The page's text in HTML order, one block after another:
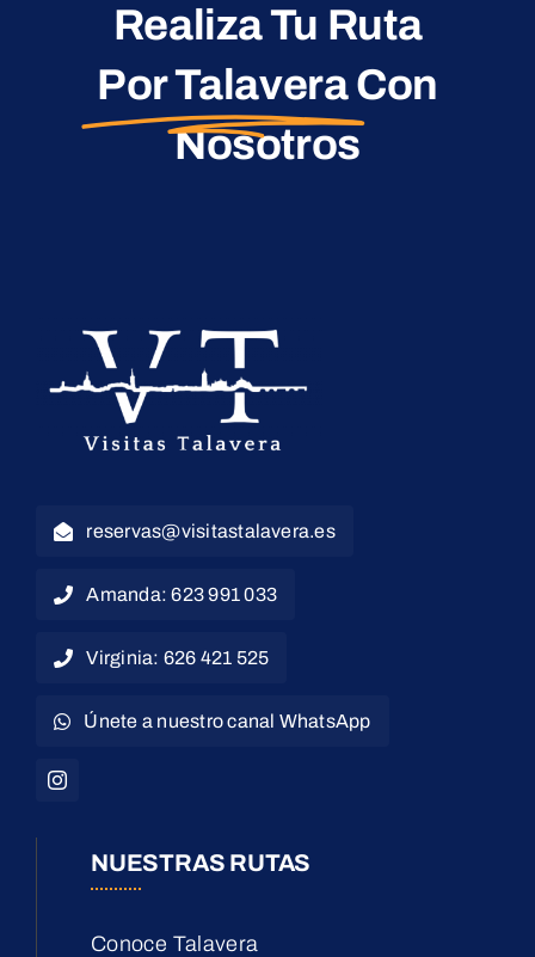
Realiza Tu Ruta
Por TalaveraCon
Nosotros
reservas@visitastalavera.es
Amanda: 623 991 033
Virginia: 626 421 525
Únete a nuestro canal WhatsApp
NUESTRAS RUTAS
Conoce Talavera